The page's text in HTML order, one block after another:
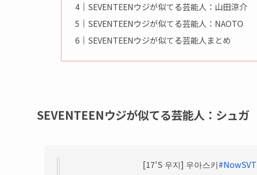
SEVENTEENウジが似てる芸能人：山田涼介
SEVENTEENウジが似てる芸能人：NAOTO
SEVENTEENウジが似てる芸能人まとめ
SEVENTEENウジが似てる芸能人：シュガ
[17'S 우지] 우아스키#NowSVT